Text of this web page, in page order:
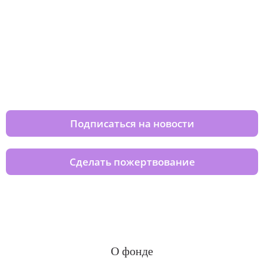
Подписаться на новости
Сделать пожертвование
О фонде